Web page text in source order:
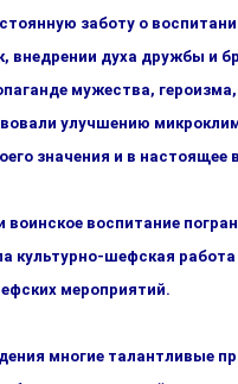
заботу о
внедрении духа дружбы и
мужества,
улучше­нию
зна­чения и в настоящее
воспитание
культурно-шефс­кая
мероприятий.
многие талантливые